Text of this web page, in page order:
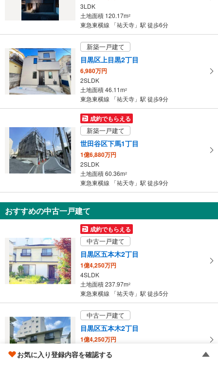
存
す
る
3LDK
土地面積 120.17m2
東急東横線 「祐天寺」駅 徒歩6分
新築一戸建て
目黒区上目黒2丁目
6,980万円
2SLDK
土地面積 46.11m2
東急東横線 「祐天寺」駅 徒歩9分
成約でもらえる
新築一戸建て
世田谷区下馬1丁目
1億6,880万円
2SLDK
土地面積 60.36m2
東急東横線 「祐天寺」駅 徒歩9分
おすすめの中古一戸建て
成約でもらえる
中古一戸建て
目黒区五本木2丁目
1億4,250万円
4SLDK
土地面積 237.97m2
東急東横線 「祐天寺」駅 徒歩5分
中古一戸建て
目黒区五本木2丁目
1億4,250万円
土地面積 237.97m
お気に入り登録内容を確認する